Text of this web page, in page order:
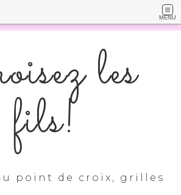
MENU
les
fils!
point de croix, grilles